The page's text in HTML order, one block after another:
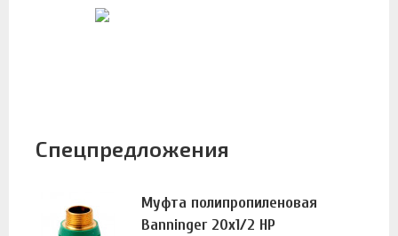
Спецпредложения
Муфта полипропиленовая
Banninger 20х1/2 НР